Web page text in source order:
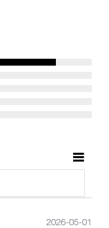
2026-05-01